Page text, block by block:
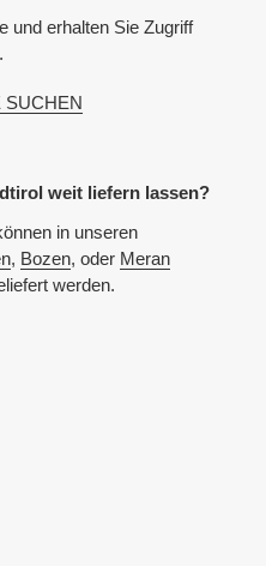
und erhalten Sie Zugriff
SUCHEN
weit liefern lassen?
in unseren
, Bozen, oder Meran
werden.